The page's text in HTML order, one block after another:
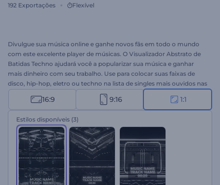
192 Exportações Flexível
Divulgue sua música online e ganhe novos fãs em todo o mundo
com este excelente player de músicas. O Visualizador Abstrato de
Batidas Techno ajudará você a popularizar sua música e ganhar
mais dinheiro com seu trabalho. Use para colocar suas faixas de
disco, hip-hop, eletro ou techno na lista de singles mais ouvidos nas
paradas mais populares em todo o mundo. Envie sua música e
aguarde alguns minutos para criar seu visualizador de áudio em
alta resolução. Perfeito para singles de DJs, novos lançamentos de
álbuns, capas de playlists e muito mais. Experimente agora!
16:9 9:16 1:1
Estilos disponíveis (3)